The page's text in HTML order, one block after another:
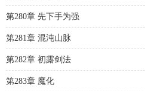
第280章 先下手为强
第281章 混沌山脉
第282章 初露剑法
第283章 魔化